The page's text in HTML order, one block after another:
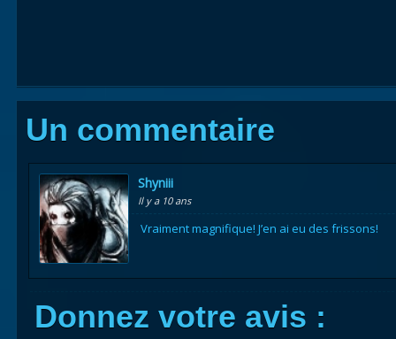
Un commentaire
Shyniii
Il y a 10 ans
Vraiment magnifique! J’en ai eu des frissons!
Donnez votre avis :